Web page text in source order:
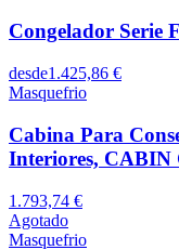
Congelador Serie
desde1.425,86 €
Masquefrio
Cabina Para
Interiores, CABIN
1.793,74 €
Agotado
Masquefrio